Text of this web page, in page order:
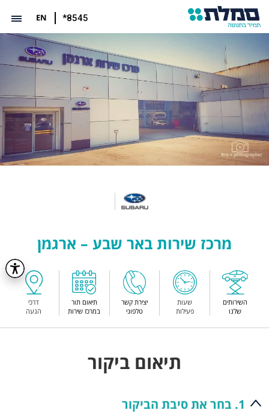
*8545
EN
מרכז שירות באר שבע – ארגמן
השירותים
שלנו
שעות
פעילות
יצירת קשר
טלפוני
תיאום תור
במרכז שירות
דרכי
הגעה
תיאום ביקור
1. בחר את סיבת הביקור